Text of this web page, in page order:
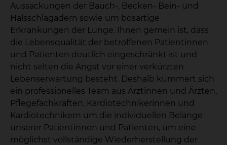
Aussackungen der Bauch-, Becken- Bein- und
Halsschlagadern sowie um bösartige
Erkrankungen der Lunge. Ihnen gemein ist, dass
die Lebensqualität der betroffenen Patientinnen
und Patienten deutlich eingeschränkt ist und
nicht selten die Angst vor einer verkürzten
Lebenserwartung besteht. Deshalb kümmert sich
ein professionelles Team aus Ärztinnen und Ärzten,
Pflegefachkräften, Kardiotechnikerinnen und
Kardiotechnikern um die individuellen Belange
unserer Patientinnen und Patienten, um eine
möglichst vollständige Wiederherstellung der